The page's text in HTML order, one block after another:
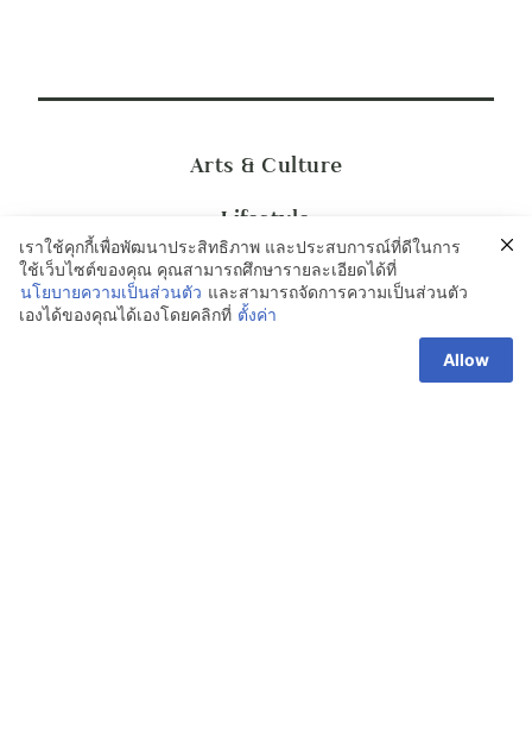
Arts & Culture
Lifestyle
Animal Life
Nature & Farms
เราใช้คุกกี้เพื่อพัฒนาประสิทธิภาพ และประสบการณ์ที่ดีในการ
ใช้เว็บไซต์ของคุณ คุณสามารถศึกษารายละเอียดได้ที่
นโยบายความเป็นส่วนตัว และสามารถจัดการความเป็นส่วนตัว
เองได้ของคุณได้เองโดยคลิกที่ ตั้งค่า
Allow